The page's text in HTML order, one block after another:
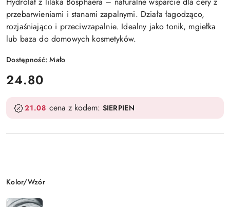
przebarwieniami i stanami zapalnymi. Działa łagodząco,
rozjaśniająco i przeciwzapalnie. Idealny jako tonik, mgiełka
lub baza do domowych kosmetyków.
Dostępność:Mało
cena:
24.80
21.08 cena z kodem: SIERPIEN
Wariant
Kolor/Wzór